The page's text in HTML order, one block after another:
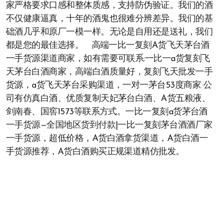
家严格要求口感和整体质感，支持防伪验证。我们的酒
不仅健康逼真，十年的酒鬼也很难分辨差异。我们的基
础酒几乎和原厂一模一样。无论是自用还是送礼，我们
都是您的最佳选择。 高端一比一复刻A货飞天茅台酒
一手货源渠道商家，如有需要可联系:一比一a货复刻飞
天茅台白酒商家，高端白酒质量好，复刻飞天批发一手
货源，a货飞天茅台采购渠道，一对一茅台53度商家 公
司有仿真白酒、优质复制天妃茅台白酒、A货五粮液、
剑南春、国窖1573等联系方式。一比一复刻a货茅台酒
一手货源—全国地区货到付款|一比一复刻茅台酒酒厂家
一手货源，超低价格，A货白酒拿货渠道，A货白酒一
手货源推荐，A货白酒购买正规渠道精仿批发。